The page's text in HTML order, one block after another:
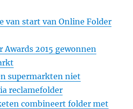
van start van Online Folder
Awards 2015 gewonnen
supermarkten niet
reclamefolder
combineert folder met